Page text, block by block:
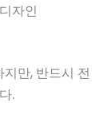
자인
만, 반드시 전
.